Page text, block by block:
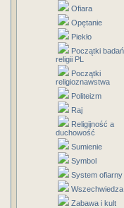
Ofiara
Opętanie
Piekło
Początki badań
religii PL
Początki
religioznawstwa
Politeizm
Raj
Religijność a
duchowość
Sumienie
Symbol
System ofiarny
Wszechwiedza
Zabawa i kult